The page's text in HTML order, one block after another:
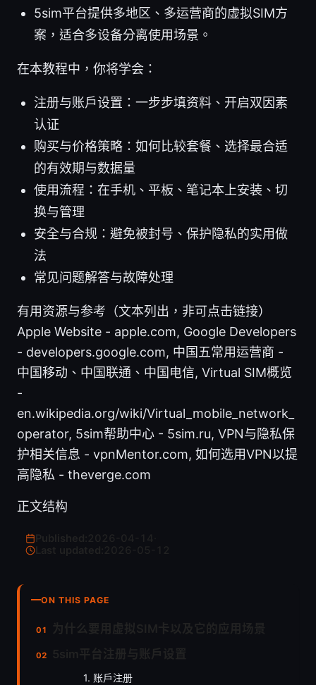
5sim平台提供多地区、多运营商的虚拟SIM方
案，适合多设备分离使用场景。
在本教程中，你将学会：
注册与账户设置：一步步填资料、开启双因素
认证
购买与价格策略：如何比较套餐、选择最合适
的有效期与数据量
使用流程：在手机、平板、笔记本上安装、切
换与管理
安全与合规：避免被封号、保护隐私的实用做
法
常见问题解答与故障处理
有用资源与参考（文本列出，非可点击链接）
Apple Website - apple.com, Google Developers
- developers.google.com, 中国五常用运营商 -
中国移动、中国联通、中国电信, Virtual SIM概览
-
en.wikipedia.org/wiki/Virtual_mobile_network_
operator, 5sim帮助中心 - 5sim.ru, VPN与隐私保
护相关信息 - vpnMentor.com, 如何选用VPN以提
高隐私 - theverge.com
正文结构
Last updated:
ON THIS PAGE
1. 账户注册